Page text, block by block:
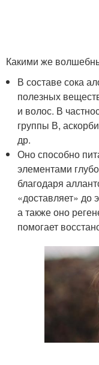
Какими же
В составе сока
полезных
и волос. В
группы В,
др.
Оно способно
элементами
благодаря
«доставляет» до
а также оно
помогает